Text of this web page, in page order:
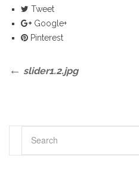
Tweet
Google+
Pinterest
Bericht
Previous
slider1.2.jpg